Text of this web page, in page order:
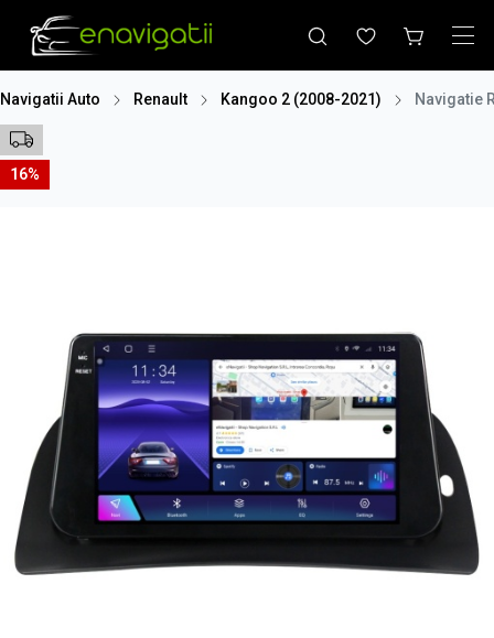
Navigatii Auto Renault Kangoo 2 (2008-2021) Navigatie
16%